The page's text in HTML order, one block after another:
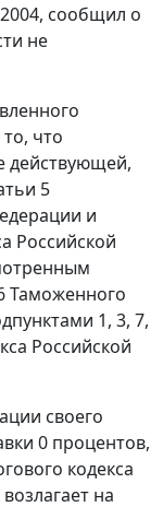
сообщил о
не
что
действующей,
5
и
Российской
Таможенного
1, 3, 7,
Российской
своего
0 процентов,
кодекса
возлагает на